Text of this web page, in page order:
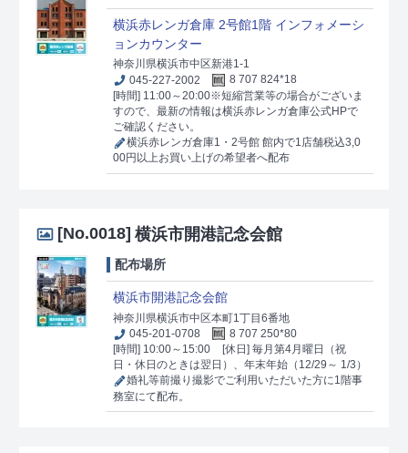
横浜赤レンガ倉庫 2号館1階 インフォメーシ
ョンカウンター
神奈川県横浜市中区新港1-1
045-227-2002
8 707 824*18
[時間] 11:00～20:00※短縮営業等の場合がございま
すので、最新の情報は横浜赤レンガ倉庫公式HPで
ご確認ください。
横浜赤レンガ倉庫1・2号館 館内で1店舗税込3,0
00円以上お買い上げの希望者へ配布
[No.0018] 横浜市開港記念会館
配布場所
横浜市開港記念会館
神奈川県横浜市中区本町1丁目6番地
045-201-0708
8 707 250*80
[時間] 10:00～15:00
[休日] 毎月第4月曜日（祝
日・休日のときは翌日）、年末年始（12/29～ 1/3）
婚礼等前撮り撮影でご利用いただいた方に1階事
務室にて配布。